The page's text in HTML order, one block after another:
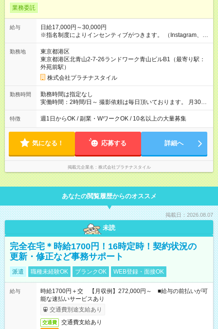
業務委託
給与
日給17,000円～30,000円
※指名制度によりインセンティブがつきます。 （Instagram、
tiktokを運用でフォトグラファー紹介により指名が入ります。）
勤務地
東京都港区
東京都港区北青山2-7-26ランドワーク青山ビルB1（最寄り駅：
外苑前駅）
株式会社プラチナスタイル
勤務時間
勤務時間は指定なし
実働時間：2時間/日～ 撮影依頼は毎日頂いております。 月30万
円以上可能です。
特徴 週1日からOK / 副業・WワークOK / 10名以上の大量募集
気になる！ 応募する 詳細へ
掲載元企業名 株式会社プラチナスタイル
あなたの閲覧履歴からのオススメ
掲載日：2026.08.07
未読
完全在宅＊時給1700円！16時定時！契約状況の
更新・修正など事務サポート
派遣 職種未経験OK ブランクOK WEB登録・面接OK
給与
時給1700円＋交 【月収例】272,000円～ ■給与の前払いが可
能な速払いサービスあり
交通費別途支給あり
交通費
交通費支給あり